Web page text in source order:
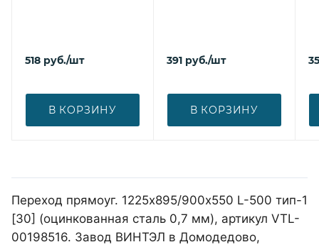
518 руб./шт
В КОРЗИНУ
391 руб./шт
В КОРЗИНУ
Переход прямоуг. 1225х895/900х550 L-500 тип-1
[30] (оцинкованная сталь 0,7 мм), артикул VTL-
00198516. Завод ВИНТЭЛ в Домодедово,